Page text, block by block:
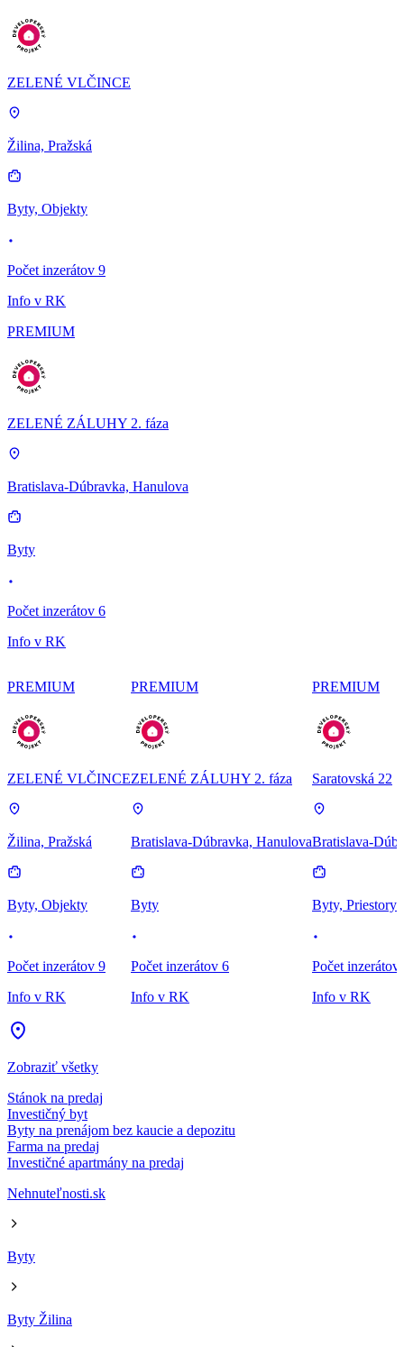
ZELENÉ VLČINCE
Žilina, Pražská
Byty, Objekty
Počet inzerátov 9
Info v RK
PREMIUM
ZELENÉ ZÁLUHY 2. fáza
Bratislava-Dúbravka, Hanulova
Byty
Počet inzerátov 6
Info v RK
PREMIUM
ZELENÉ VLČINCE
Žilina, Pražská
Byty, Objekty
Počet inzerátov 9
Info v RK
PREMIUM
ZELENÉ ZÁLUHY 2. fáza
Bratislava-Dúbravka, Hanulova
Byty
Počet inzerátov 6
Info v RK
PREMIUM
Saratovská 22
Bratislava-
Byty, Priestory
Počet inzerátov
Info v RK
Zobraziť všetky
Stánok na predaj
Investičný byt
Byty na prenájom bez kaucie a depozitu
Farma na predaj
Investičné apartmány na predaj
Nehnuteľnosti.sk
Byty
Byty Žilina